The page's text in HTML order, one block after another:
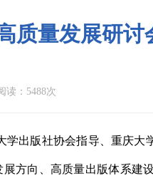
质量发展研
读：5488次
学出版社协会指导、重庆
方向、高质量出版体系